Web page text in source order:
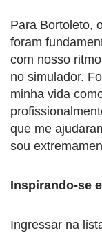
Para Bortoleto,
foram
com nosso
no simulador.
minha vida
que me
sou
Inspirando-se
Ingressar na